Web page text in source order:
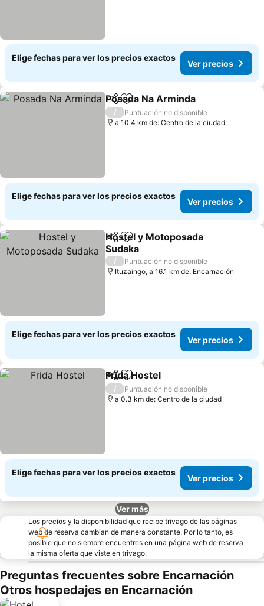
Elige fechas para ver los precios exactos
Ver precios
CompartirAgregar a favoritos
Posada Na Arminda
/
Puntuación no disponible
a 10.4 km de: Centro de la ciudad
Elige fechas para ver los precios exactos
Ver precios
CompartirAgregar a favoritos
Hostel y Motoposada
Sudaka
/
Puntuación no disponible
Ituzaingo, a 16.1 km de: Encarnación
Elige fechas para ver los precios exactos
Ver precios
CompartirAgregar a favoritos
Frida Hostel
/
Puntuación no disponible
a 0.3 km de: Centro de la ciudad
Elige fechas para ver los precios exactos
Ver precios
Ver más
Los precios y la disponibilidad que recibe trivago de las páginas
web de reserva cambian de manera constante. Por lo tanto, es
posible que no siempre encuentres en una página web de reserva
la misma oferta que viste en trivago.
Preguntas frecuentes sobre Encarnación
Otros hospedajes en Encarnación